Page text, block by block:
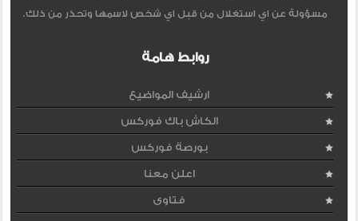
مسؤولة عن اي استغلال من قبل اي شخص لاسمها وتحذر من ذلك.
روابط هامة
ارشيف المواضيع
الكاش باك فوركس
بورصة فوركس
اعلن معنا
فتاوى